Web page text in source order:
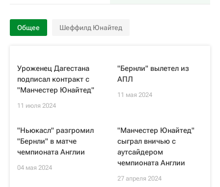
Общее Шеффилд Юнайтед
Уроженец Дагестана
подписал контракт с
"Манчестер Юнайтед"
11 июля 2024
"Бернли" вылетел из
АПЛ
11 мая 2024
"Ньюкасл" разгромил
"Бернли" в матче
чемпионата Англии
04 мая 2024
"Манчестер Юнайтед"
сыграл вничью с
аутсайдером
чемпионата Англии
27 апреля 2024